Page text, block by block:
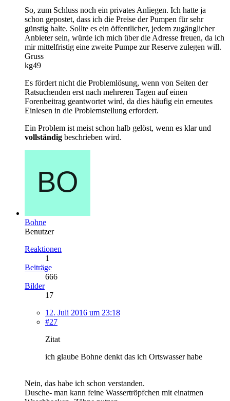
So, zum Schluss noch ein privates Anliegen. Ich hatte ja
schon gepostet, dass ich die Preise der Pumpen für sehr
günstig halte. Sollte es ein öffentlicher, jedem zugänglicher
Anbieter sein, würde ich mich über die Adresse freuen, da ich
mir mittelfristig eine zweite Pumpe zur Reserve zulegen will.
Gruss
kg49
Es fördert nicht die Problemlösung, wenn von Seiten der
Ratsuchenden erst nach mehreren Tagen auf einen
Forenbeitrag geantwortet wird, da dies häufig ein erneutes
Einlesen in die Problemstellung erfordert.
Ein Problem ist meist schon halb gelöst, wenn es klar und
vollständig beschrieben wird.
Bohne
Benutzer
Reaktionen
1
Beiträge
666
Bilder
17
12. Juli 2016 um 23:18
#27
Zitat
ich glaube Bohne denkt das ich Ortswasser habe
Nein, das habe ich schon verstanden.
Dusche- man kann feine Wassertröpfchen mit einatmen